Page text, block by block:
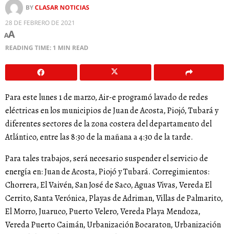
BYCLASAR NOTICIAS
28 DE FEBRERO DE 2021
AA
READING TIME: 1 MIN READ
Para este lunes 1 de marzo, Air-e programó lavado de redes
eléctricas en los municipios de Juan de Acosta, Piojó, Tubará y
diferentes sectores de la zona costera del departamento del
Atlántico, entre las 8:30 de la mañana a 4:30 de la tarde.
Para tales trabajos, será necesario suspender el servicio de
energía en: Juan de Acosta, Piojó y Tubará. Corregimientos:
Chorrera, El Vaivén, San José de Saco, Aguas Vivas, Vereda El
Cerrito, Santa Verónica, Playas de Adriman, Villas de Palmarito,
El Morro, Juaruco, Puerto Velero, Vereda Playa Mendoza,
Vereda Puerto Caimán, Urbanización Bocaraton, Urbanización